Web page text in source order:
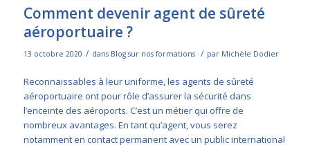
Comment devenir agent de sûreté
aéroportuaire ?
13 octobre 2020 / dans Blog sur nos formations / par Michèle Dodier
Reconnaissables à leur uniforme, les agents de sûreté
aéroportuaire ont pour rôle d’assurer la sécurité dans
l’enceinte des aéroports. C’est un métier qui offre de
nombreux avantages. En tant qu’agent, vous serez
notamment en contact permanent avec un public international